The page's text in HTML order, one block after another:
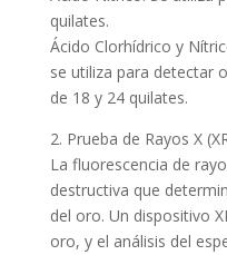
quilates.
Ácido Clorhídrico y
se utiliza para detectar
de 18 y 24 quilates.
2. Prueba de Rayos X
La fluorescencia de
destructiva que
del oro. Un dispositivo
oro, y el análisis del